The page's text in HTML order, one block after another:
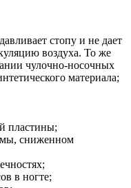
стопу и не дает
воздуха. То же
чулочно-носочных
материала;
пластины;
сниженном
в ногте;